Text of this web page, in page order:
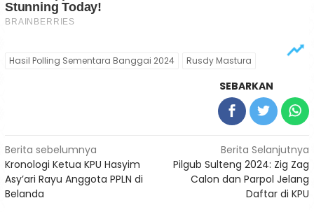
Hasil Polling Sementara Banggai 2024 Rusdy Mastura
SEBARKAN
Navigasi
pos
Berita sebelumnya
Kronologi Ketua KPU Hasyim
Asy’ari Rayu Anggota PPLN di
Belanda
Berita Selanjutnya
Pilgub Sulteng 2024: Zig Zag
Calon dan Parpol Jelang
Daftar di KPU